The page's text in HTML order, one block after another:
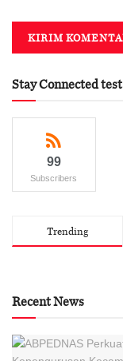
Stay Connected test
99
Subscribers
Trending
Recent News